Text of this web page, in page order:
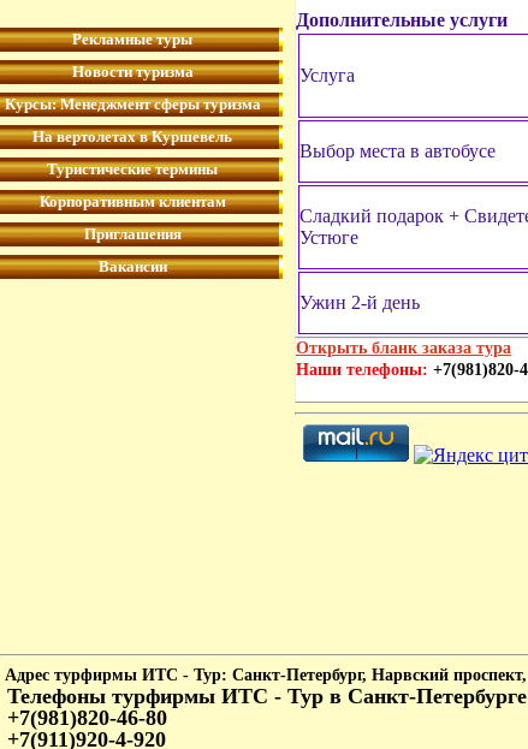
Рекламные туры
Новости туризма
Курсы: Менеджмент сферы туризма
На вертолетах в Куршевель
Туристические термины
Корпоративным клиентам
Приглашения
Вакансии
Дополнительные услуги
Услуга
Выбор места в автобусе
Сладкий подарок +
Устюге
Ужин 2-й день
Открыть бланк заказа тура
Наши телефоны: +7(981)820-
Адрес турфирмы ИТС - Тур: Санкт-Петербург, Нарвский
Телефоны турфирмы ИТС - Тур в Санкт-Петербурге
+7(981)820-46-80
+7(911)920-4-920